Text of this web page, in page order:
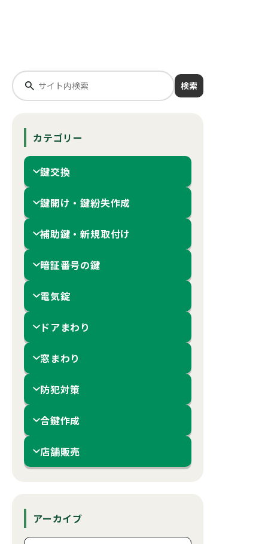
検索
カテゴリー
鍵交換
鍵開け・鍵紛失作成
補助鍵・新規取付け
暗証番号の鍵
電気錠
ドアまわり
窓まわり
防犯対策
合鍵作成
店舗販売
アーカイブ